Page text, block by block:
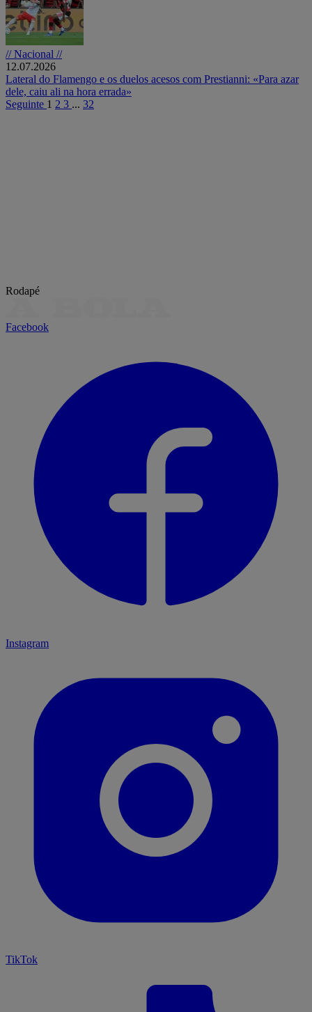
// Nacional //
12.07.2026
Lateral do Flamengo e os duelos acesos com Prestianni: «Para azar
dele, caiu ali na hora errada»
Seguinte 1 2 3 ... 32
Rodapé
Facebook
Instagram
TikTok